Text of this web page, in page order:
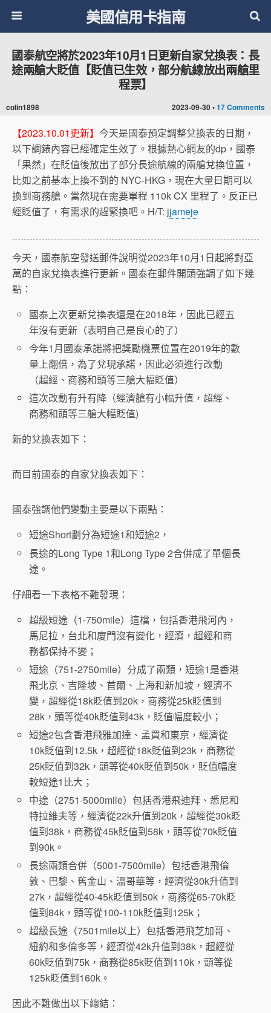
美國信用卡指南
2023-09-30 •17 Comments
國泰航空將於2023年10月1日更新自家兌換表：長
途兩艙大貶值【貶值已生效，部分航線放出兩艙里
程票】
colin1898
【2023.10.01更新】 今天是國泰預定調整兌換表的日期，
以下調錶內容已經確定生效了。根據熱心網友的dp，國泰
「果然」在貶值後放出了部分長途航線的兩艙兌換位置，
比如之前基本上換不到的 NYC-HKG，現在大量日期可以
換到商務艙。當然現在需要單程 110k CX 里程了。反正已
經貶值了，有需求的趕緊換吧。H/T: jjameje
今天，國泰航空發送郵件說明從2023年10月1日起將對亞
萬的自家兌換表進行更新。國泰在郵件開頭強調了如下幾
點：
國泰上次更新兌換表還是在2018年，因此已經五
年沒有更新（表明自己是良心的了）
今年1月國泰承諾將把獎勵機票位置在2019年的數
量上翻倍，為了兌現承諾，因此必須進行改動
（超經、商務和頭等三艙大幅貶值）
這次改動有升有降（經濟艙有小幅升值，超經、
商務和頭等三艙大幅貶值)
新的兌換表如下：
而目前國泰的自家兌換表如下：
國泰強調他們變動主要是以下兩點：
短途Short劃分為短途1和短途2，
長途的Long Type 1和Long Type 2合併成了單個長
途。
仔細看一下表格不難發現：
超級短途（1-750mile）這檔，包括香港飛河內，
馬尼拉，台北和廈門沒有變化，經濟，超經和商
務都保持不變；
短途（751-2750mile）分成了兩類，短途1是香港
飛北京、吉隆坡、首爾、上海和新加坡，經濟不
變，超經從18k貶值到20k，商務從25k貶值到
28k，頭等從40k貶值到43k，貶值幅度較小；
短途2包含香港飛雅加達、孟買和東京，經濟從
10k貶值到12.5k，超經從18k貶值到23k，商務從
25k貶值到32k，頭等從40k貶值到50k，貶值幅度
較短途1比大；
中途（2751-5000mile）包括香港飛迪拜、悉尼和
特拉維夫等，經濟從22k升值到20k，超經從30k貶
值到38k，商務從45k貶值到58k，頭等從70k貶值
到90k。
長途兩類合併（5001-7500mile）包括香港飛倫
敦、巴黎、舊金山、溫哥華等，經濟從30k升值到
27k，超經從40-45k貶值到50k，商務從65-70k貶
值到84k，頭等從100-110k貶值到125k；
超級長途（7501mile以上）包括香港飛芝加哥、
紐約和多倫多等，經濟從42k升值到38k，超經從
60k貶值到75k，商務從85k貶值到110k，頭等從
125k貶值到160k。
因此不難做出以下總結：